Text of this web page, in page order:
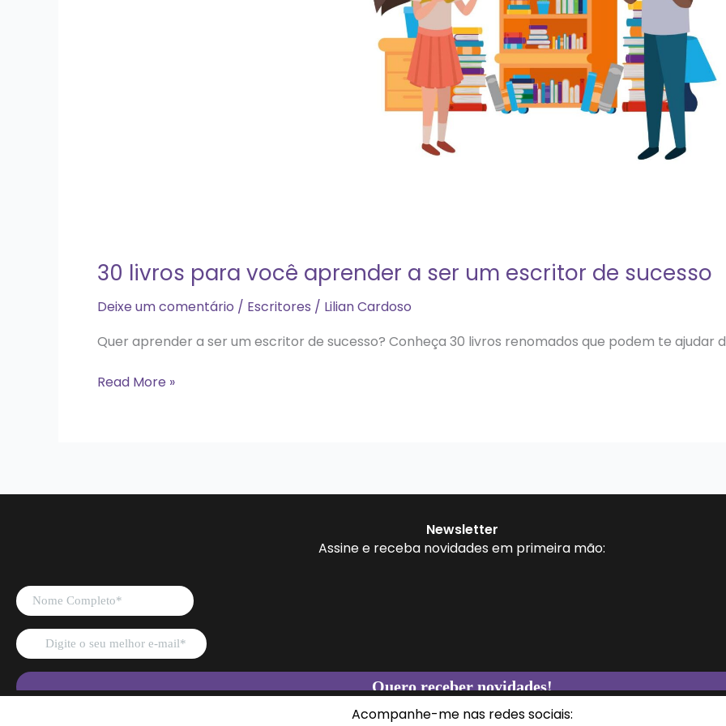
30 livros para você aprender a ser um escritor de sucesso
Deixe um comentário / Escritores / Lilian Cardoso
Quer aprender a ser um escritor de sucesso? Conheça 30 livros renomados que podem te ajudar
Read More »
Newsletter
Assine e receba novidades em primeira mão:
Acompanhe-me nas redes sociais: